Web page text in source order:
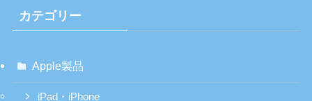
カテゴリー
Apple製品
iPad・iPhone